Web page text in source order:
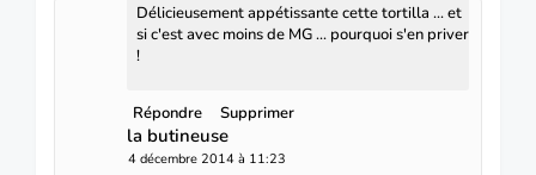
Délicieusement appétissante cette tortilla ... et
si c'est avec moins de MG ... pourquoi s'en priver
!
Répondre Supprimer
la butineuse
4 décembre 2014 à 11:23